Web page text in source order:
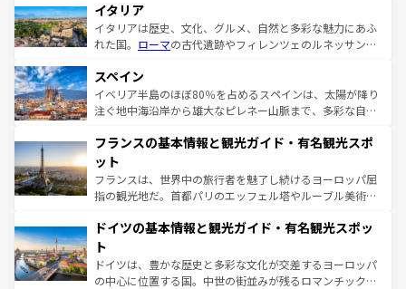
イタリア
イタリアは歴史、文化、グルメ、自然と多彩な魅力にあふ
れた国。 ローマの古代遺跡やフィレンツェのルネッサンス
ろん、トスカーナの美しい田園風景やアマルフィ海岸の絶
景など、自然景観も見逃せない。観光の合間には、本場の
ピザやパスタなど、絶品のイタリア料理を堪能することも
ませてくれるイタリアで、忘れられない旅をしてみよう！
なお、新着のイタリア情報は
しい。
スペイン
イベリア半島のほぼ80％を占めるスペインは、太陽が降り
注ぐ地中海沿岸から雄大なピレネー山脈まで、多彩な自然
文化が根付くこの国では、情熱的なフラメンコ、熱気あふ
れる闘牛、そして美味しいタパスが生活の一部となってい
る。首都マドリードの洗練された雰囲気や、バルセロナの
アートに溢れた街角から、地方では古代ローマ遺跡や中世
せる。地方によって風土や気候が異なるスペインはその個
ンテンツ一覧 を参照してほしい。
フランスの基本情報と観光ガイド・有名観光スポ
ット
フランスは、世界中の旅行者を魅了し続けるヨーロッパ屈
指の観光地だ。首都パリのエッフェル塔やルーブル美術館
で、幅広い魅力が詰まっている。華麗な宮殿、歴史的な大
聖堂、美しいビーチ、そして豊かな自然が、訪れる者を心
から魅了する。また、フランスは美食の国としても知ら
れ、フランス料理はユネスコ無形文化遺産にも登録されて
ドイツの基本情報と観光ガイド・有名観光スポッ
ト
ドイツは、豊かな歴史と多彩な文化が交差するヨーロッパ
の中心に位置する国。中世の街並みが残るロマンチック街